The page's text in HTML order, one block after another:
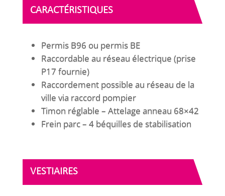
CARACTÉRISTIQUES
Permis B96 ou permis BE
Raccordable au réseau électrique (prise
P17 fournie)
Raccordement possible au réseau de la
ville via raccord pompier
Timon réglable – Attelage anneau 68×42
Frein parc – 4 béquilles de stabilisation
VESTIAIRES